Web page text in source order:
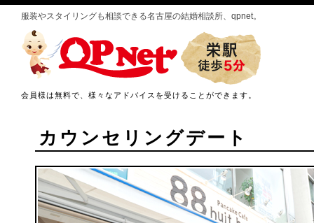
服装やスタイリングも相談できる名古屋の結婚相談所、qpnet。
会員様は無料で、様々なアドバイスを受けることができます。
カウンセリングデート